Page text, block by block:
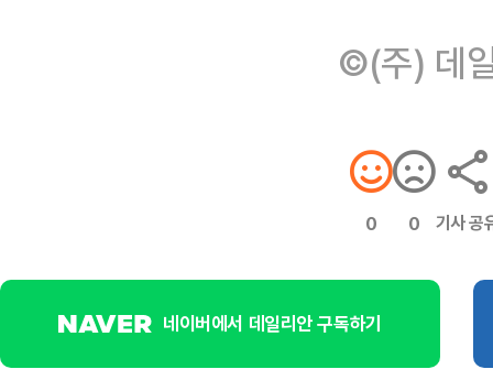
©(주) 데
0 0 기사 공
네이버에서 데일리안 구독하기